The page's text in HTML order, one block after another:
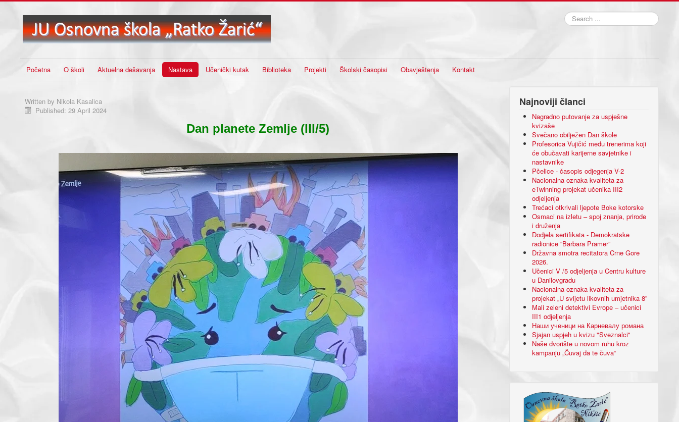
Search
...
Početna O školi Aktuelna dešavanja Nastava Učenički kutak Biblioteka Projekti Školski časopisi Obavještenja Kontakt
Written by Nikola Kasalica
Published: 29 April 2024
Dan planete Zemlje (III/5)
Najnoviji članci
Nagradno putovanje za uspješne
kvizaše
Svečano obilježen Dan škole
Profesorica Vujičić među trenerima koji
će obučavati karijerne savjetnike i
nastavnike
Pčelice - časopis odjegenja V-2
Nacionalna oznaka kvaliteta za
eTwinning projekat učenika III2
odjeljenja
Trećaci otkrivali ljepote Boke kotorske
Osmaci na izletu – spoj znanja, prirode
i druženja
Dodjela sertifikata - Demokratske
radionice “Barbara Pramer”
Državna smotra recitatora Crne Gore
2026.
Učenici V /5 odjeljenja u Centru kulture
u Danilovgradu
Nacionalna oznaka kvaliteta za
projekat „U svijetu likovnih umjetnika 8”
Mali zeleni detektivi Evrope – učenici
III1 odjeljenja
Наши ученици на Карневалу романа
Sjajan uspjeh u kvizu "Sveznalci"
Naše dvorište u novom ruhu kroz
kampanju „Čuvaj da te čuva“